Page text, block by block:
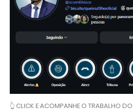
👆 CLICK E ACOMPANHE O TRABALHO